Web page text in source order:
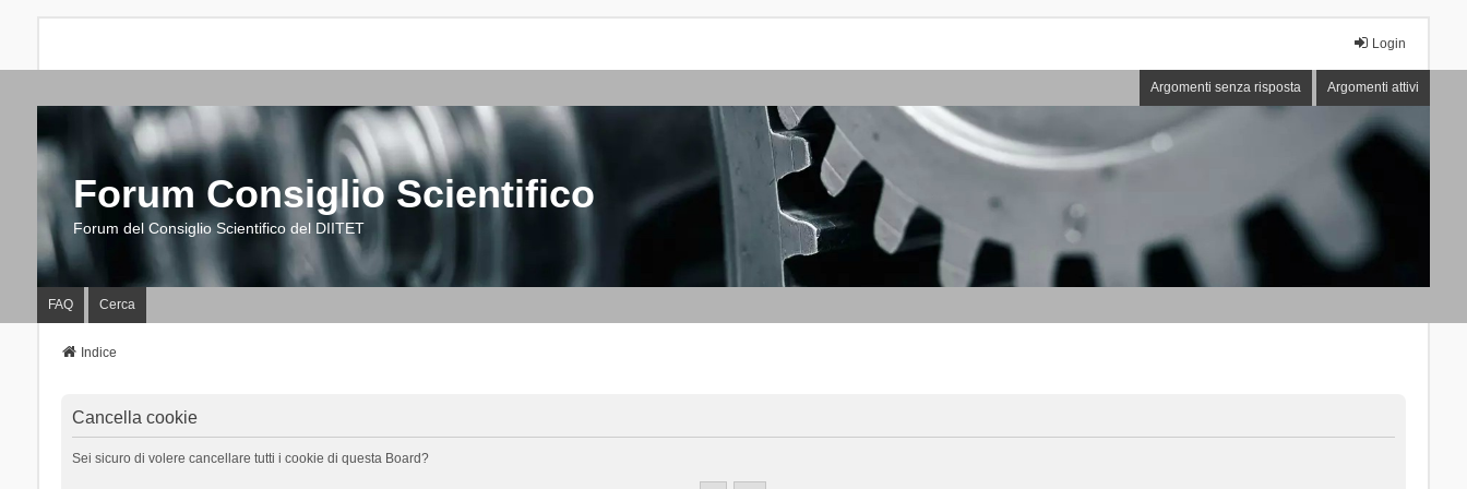
Login
Argomenti senza risposta Argomenti attivi
Forum Consiglio Scientifico
Forum del Consiglio Scientifico del DIITET
FAQ Cerca
Indice
Cancella cookie
Sei sicuro di volere cancellare tutti i cookie di questa Board?